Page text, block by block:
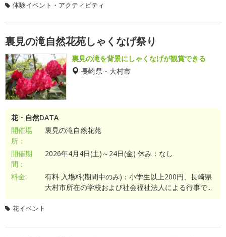
体験イベント・アクティビティ
裏見の滝自然花苑しゃくなげ祭り
裏見の滝を背景にしゃくなげが観賞できる
長崎県・大村市
花・自然DATA
開催場
所：
裏見の滝自然花苑
開催期
間：
2026年4月4日(土)～24日(金) 休み：なし
料金:
有料 入場料(期間中のみ)：小学生以上200円、長崎県
大村市所在の学校および社会福祉法人による行事で...
花イベント